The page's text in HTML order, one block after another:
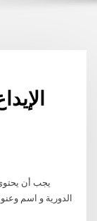
الدورية و اسم